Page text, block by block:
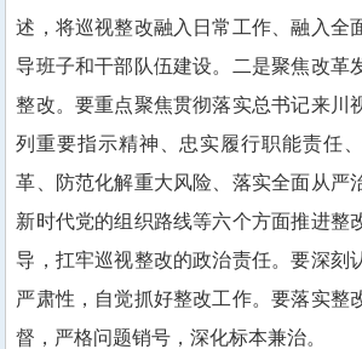
述，将巡视整改融入日常工作、融入全
导班子和干部队伍建设。二是聚焦改革
整改。要重点聚焦贯彻落实总书记来川
列重要指示精神、忠实履行职能责任
革、防范化解重大风险、落实全面从严
新时代党的组织路线等六个方面推进整
导，扛牢巡视整改的政治责任。要深刻
严肃性，自觉抓好整改工作。要落实整
督，严格问题销号，深化标本兼治。